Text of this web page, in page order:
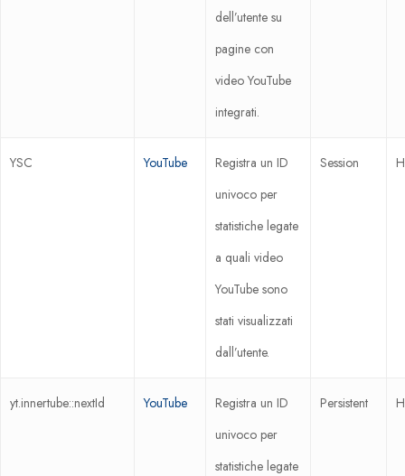
dell’utente su
pagine con
video YouTube
integrati.
YSC YouTube
Registra un ID
univoco per
statistiche legate
a quali video
YouTube sono
stati visualizzati
dall’utente.
Session
yt.innertube::nextId YouTube
Registra un ID
univoco per
statistiche legate
Persistent